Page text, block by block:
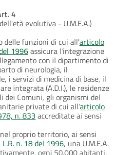
4
evolutiva - U.M.E.A.)
delle funzioni di cui all'articolo
1996assicura l'integrazione
con il dipartimento di
di neurologia, il
i servizi di medicina di base, il
integrata (A.D.I.), le residenze
dei Comuni, gli organismi del
private di cui all'articolo
n. 833 accreditate ai sensi
proprio territorio, ai sensi
n. 18 del 1996, una U.M.E.A.
ogni 50.000 abitanti.